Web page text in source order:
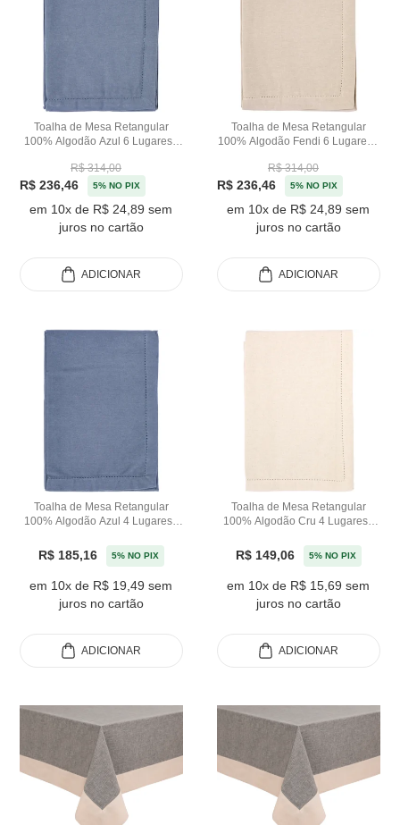
Toalha de Mesa Retangular
100% Algodão Azul 6 Lugares -
R$ 314,00
R$ 236,46 5% NO PIX
em 10x de R$ 24,89 sem
juros no cartão
ADICIONAR
Toalha de Mesa Retangular
100% Algodão Fendi 6 Lugares -
R$ 314,00
R$ 236,46 5% NO PIX
em 10x de R$ 24,89 sem
juros no cartão
ADICIONAR
Toalha de Mesa Retangular
100% Algodão Azul 4 Lugares -
R$ 185,16 5% NO PIX
em 10x de R$ 19,49 sem
juros no cartão
ADICIONAR
Toalha de Mesa Retangular
100% Algodão Cru 4 Lugares -
R$ 149,06 5% NO PIX
em 10x de R$ 15,69 sem
juros no cartão
ADICIONAR